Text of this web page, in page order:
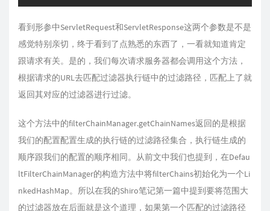
看到形参中ServletRequest和ServletResponse这两个参数是不是
感觉特别亲切，终于看到了点熟悉的东西了，一看就知道肯定
跟请求有关。是的，我们每次请求服务器都会调用这个方法，
根据请求的URL去匹配过滤器执行链中的过滤路径，匹配上了就
返回其对应的过滤器进行过滤。
这个方法中的filterChainManager.getChainNames返回的是根据
我们的配置配置生成的执行链的过滤路径集合，执行链生成的
顺序跟我们的配置的顺序相同。从前文中我们也提到，在Defau
ltFilterChainManager的构造方法中将filterChains初始化为一个Li
nkedHashMap。所以在我的Shiro笔记第一篇中提到要将范围大
的过滤器放在后面就是这个道理，如果第一个匹配的过滤路径